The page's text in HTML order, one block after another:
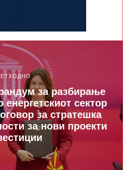
за разбирање
енергетскиот сектор
за стратешка
за нови проекти